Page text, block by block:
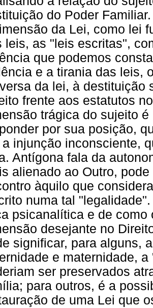
do Poder
da Lei, como lei
leis, as "leis escritas",
que podemos
e a tirania das leis,
da lei, à destituição
frente aos estatutos
trágica do sujeito
por sua posição,
a injunção inconsciente,
Antígona fala da
alienado ao Outro,
àquilo que
numa tal
psicanalítica e de como
desejante no
significar, para alguns,
e maternidade,
ser preservados
para outros, é a
de uma Lei que